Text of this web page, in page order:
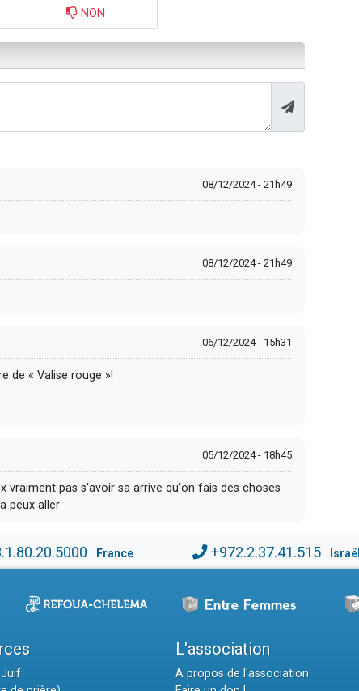
NON
08/12/2024 - 21h49
08/12/2024 - 21h49
06/12/2024 - 15h31
de « Valise rouge »!
05/12/2024 - 18h45
vraiment pas s'avoir sa arrive qu'on fais des choses
peux aller
France +972.2.37.41.515 Israël
Juif
L'association
A propos de l'association